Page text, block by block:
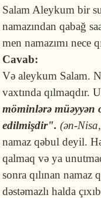
Salam Aleykum bir
namazından qabağ
men namazımı nece
Cavab:
Və aleykum Salam.
vaxtında qılmaqdır.
möminlərə
edilmişdir".(ən-
namaz qəbul deyil.
qalmaq və ya
sonra qılınan
dəstəmazlı halda